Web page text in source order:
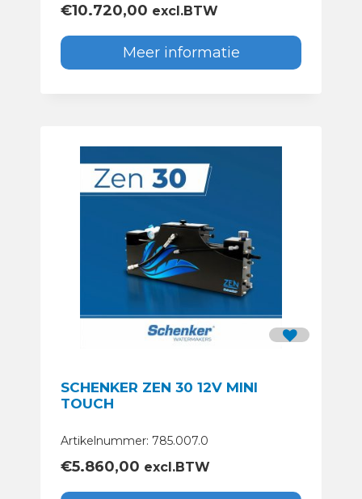
€10.720,00 excl.BTW
Meer informatie
SCHENKER ZEN 30 12V MINI
TOUCH
Artikelnummer: 785.007.0
€5.860,00 excl.BTW